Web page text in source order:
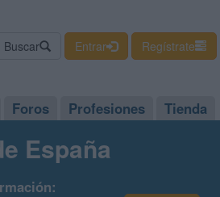
Buscar Entrar Regístrate
Foros Profesiones Tienda
España